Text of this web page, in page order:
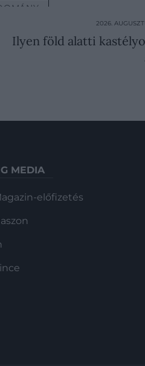
2026.
Ilyen föld alatti
MEDIA
előfizetés